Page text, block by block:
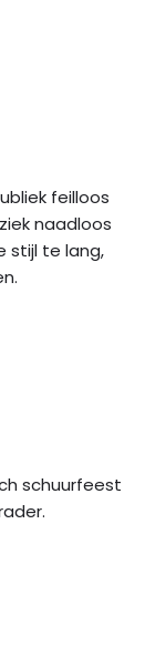
feilloos
naadloos
stijl te lang,
schuurfeest